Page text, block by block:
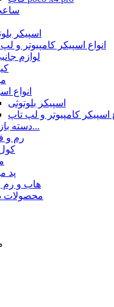
اسپیکر
انواع اسپیکر کامپیوتر و
لوازم
انواع
اسپیکر بلوتوثی
اسپیکر کامپیوتر و لپ تاپ
دسته بازی و...
رم و
پد
هاب و رم
محصولات